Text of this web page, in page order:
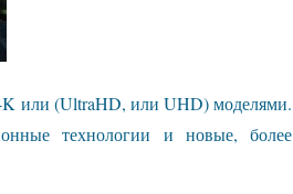
или (UltraHD, или UHD) моделями.
технологии и новые, более